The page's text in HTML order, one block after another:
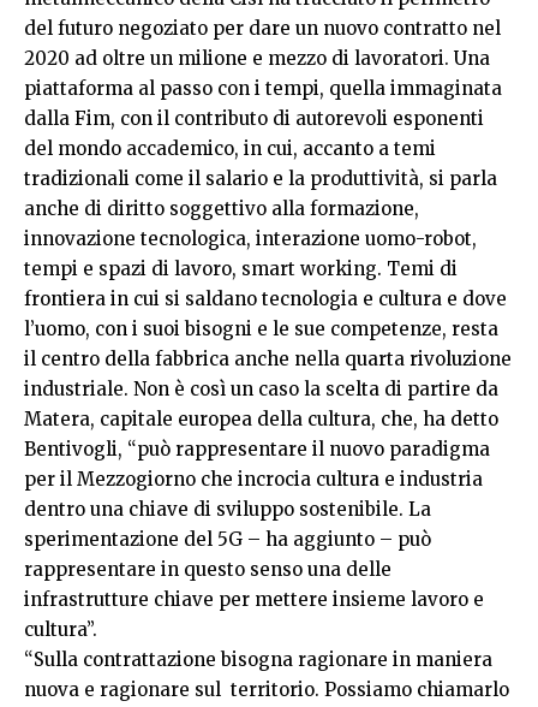
del futuro negoziato per dare un nuovo contratto nel
2020 ad oltre un milione e mezzo di lavoratori. Una
piattaforma al passo con i tempi, quella immaginata
dalla Fim, con il contributo di autorevoli esponenti
del mondo accademico, in cui, accanto a temi
tradizionali come il salario e la produttività, si parla
anche di diritto soggettivo alla formazione,
innovazione tecnologica, interazione uomo-robot,
tempi e spazi di lavoro, smart working. Temi di
frontiera in cui si saldano tecnologia e cultura e dove
l’uomo, con i suoi bisogni e le sue competenze, resta
il centro della fabbrica anche nella quarta rivoluzione
industriale. Non è così un caso la scelta di partire da
Matera, capitale europea della cultura, che, ha detto
Bentivogli, “può rappresentare il nuovo paradigma
per il Mezzogiorno che incrocia cultura e industria
dentro una chiave di sviluppo sostenibile. La
sperimentazione del 5G – ha aggiunto – può
rappresentare in questo senso una delle
infrastrutture chiave per mettere insieme lavoro e
cultura”.
“Sulla contrattazione bisogna ragionare in maniera
nuova e ragionare sul territorio. Possiamo chiamarlo